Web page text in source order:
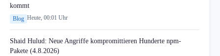
kommt
Blog Heute, 00:01 Uhr
Shaid Hulud: Neue Angriffe kompromittieren Hunderte npm-
Pakete (4.8.2026)